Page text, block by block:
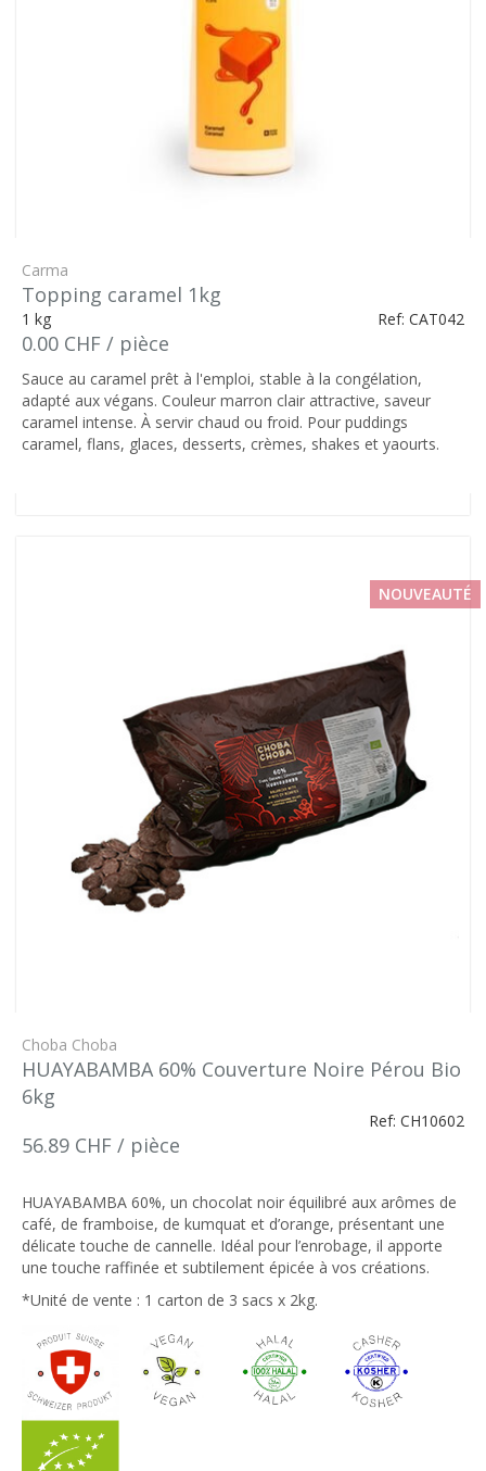
Carma
Topping caramel 1kg
1 kg Ref: CAT042
0.00 CHF / pièce
Sauce au caramel prêt à l'emploi, stable à la congélation,
adapté aux végans. Couleur marron clair attractive, saveur
caramel intense. À servir chaud ou froid. Pour puddings
caramel, flans, glaces, desserts, crèmes, shakes et yaourts.
NOUVEAUTÉ
Choba Choba
HUAYABAMBA 60% Couverture Noire Pérou Bio
6kg
Ref: CH10602
56.89 CHF / pièce
HUAYABAMBA 60%, un chocolat noir équilibré aux arômes de
café, de framboise, de kumquat et d’orange, présentant une
délicate touche de cannelle. Idéal pour l’enrobage, il apporte
une touche raffinée et subtilement épicée à vos créations.
*Unité de vente : 1 carton de 3 sacs x 2kg.